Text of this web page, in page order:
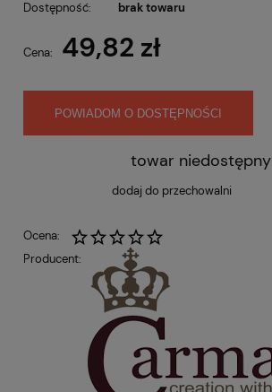
Dostępność: brak towaru
Cena: 49,82 zł
POWIADOM O DOSTĘPNOŚCI
towar niedostępny
dodaj do przechowalni
Ocena:
Producent: